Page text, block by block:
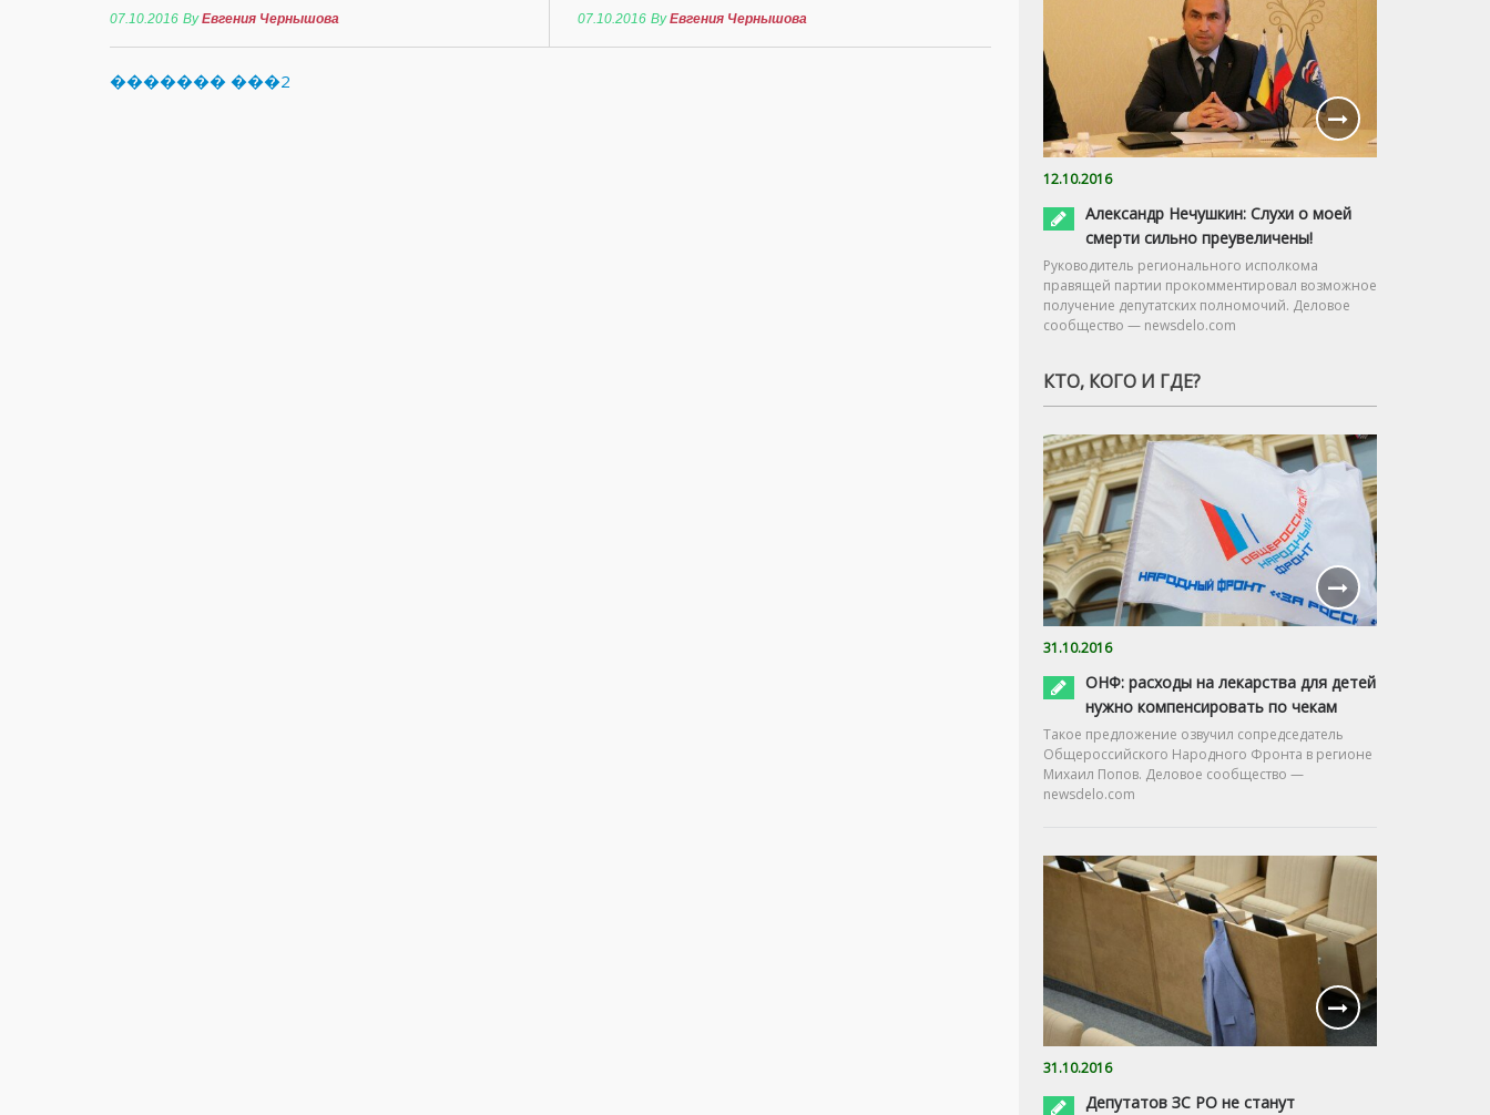
07.10.2016 ByЕвгения Чернышова 07.10.2016 ByЕвгения Чернышова
������� ���2
12.10.2016
Александр Нечушкин: Слухи о моей
смерти сильно преувеличены!
Руководитель регионального исполкома
правящей партии прокомментировал возможное
получение депутатских полномочий. Деловое
сообщество — newsdelo.com
КТО, КОГО И ГДЕ?
31.10.2016
ОНФ: расходы на лекарства для детей
нужно компенсировать по чекам
Такое предложение озвучил сопредседатель
Общероссийского Народного Фронта в регионе
Михаил Попов. Деловое сообщество —
newsdelo.com
31.10.2016
Депутатов ЗС РО не станут